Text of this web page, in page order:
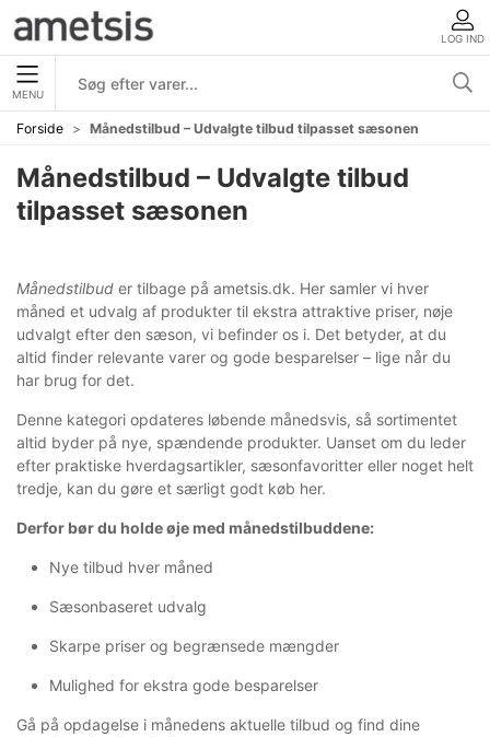
LOG IND
MENU
Forside Månedstilbud – Udvalgte tilbud tilpasset sæsonen
Månedstilbud – Udvalgte tilbud
tilpasset sæsonen
Månedstilbud er tilbage på ametsis.dk. Her samler vi hver
måned et udvalg af produkter til ekstra attraktive priser, nøje
udvalgt efter den sæson, vi befinder os i. Det betyder, at du
altid finder relevante varer og gode besparelser – lige når du
har brug for det.
Denne kategori opdateres løbende månedsvis, så sortimentet
altid byder på nye, spændende produkter. Uanset om du leder
efter praktiske hverdagsartikler, sæsonfavoritter eller noget helt
tredje, kan du gøre et særligt godt køb her.
Derfor bør du holde øje med månedstilbuddene:
Nye tilbud hver måned
Sæsonbaseret udvalg
Skarpe priser og begrænsede mængder
Mulighed for ekstra gode besparelser
Gå på opdagelse i månedens aktuelle tilbud og find dine